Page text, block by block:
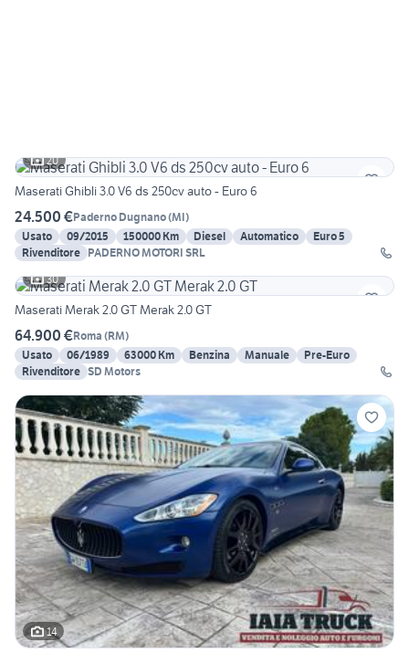
20
Maserati Ghibli 3.0 V6 ds 250cv auto - Euro 6
24.500 €Paderno Dugnano(MI)
Usato
09/2015 150000 Km Diesel Automatico
Euro 5
Rivenditore PADERNO MOTORI SRL
30
Maserati Merak 2.0 GT Merak 2.0 GT
64.900 €Roma (RM)
Usato
06/1989 63000 Km Benzina Manuale
Pre-Euro
Rivenditore SD Motors
14